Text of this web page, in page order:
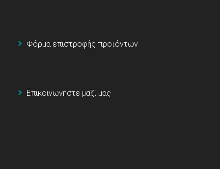
Φόρμα επιστροφής προϊόντων
Επικοινωνήστε μαζί μας